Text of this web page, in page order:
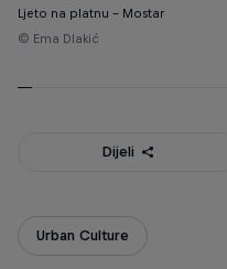
Ljeto na platnu - Mostar
© Ema Dlakić
Dijeli
Urban Culture